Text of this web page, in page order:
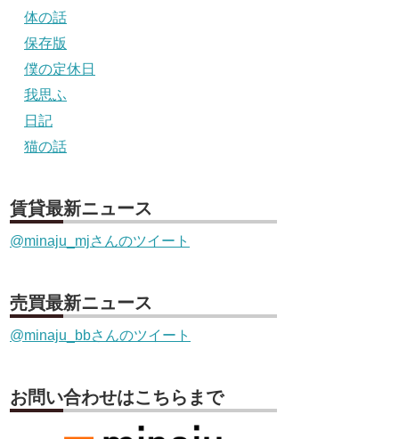
体の話
保存版
僕の定休日
我思ふ
日記
猫の話
賃貸最新ニュース
@minaju_mjさんのツイート
売買最新ニュース
@minaju_bbさんのツイート
お問い合わせはこちらまで